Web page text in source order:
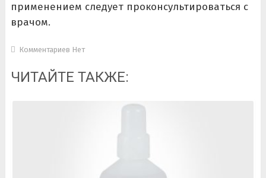
применением следует проконсультироваться с
врачом.
Комментариев Нет
ЧИТАЙТЕ ТАКЖЕ: